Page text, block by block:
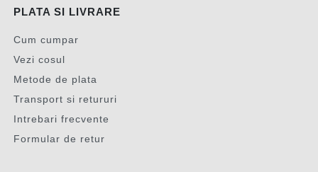
PLATA SI LIVRARE
Cum cumpar
Vezi cosul
Metode de plata
Transport si retururi
Intrebari frecvente
Formular de retur